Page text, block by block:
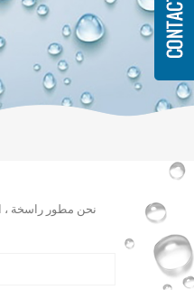
نحن مطور راسخة ،